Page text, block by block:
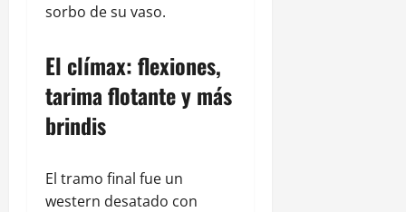
sorbo de su vaso.
El clímax: flexiones,
tarima flotante y más
brindis
El tramo final fue un
western desatado con